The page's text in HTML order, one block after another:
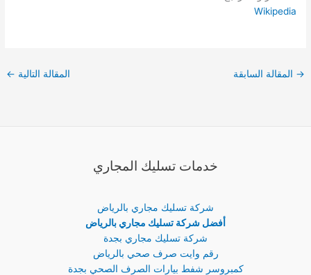
Wikipedia
→ المقالة السابقة المقالة التالية ←
خدمات تسليك المجاري
شركة تسليك مجاري بالرياض
أفضل شركة تسليك مجاري بالرياض
شركة تسليك مجاري بجدة
رقم وايت صرف صحي بالرياض
كمبروسر شفط بيارات الصرف الصحي بجدة